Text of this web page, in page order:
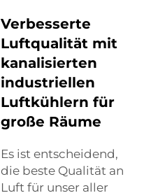
Verbesserte
Luftqualität mit
kanalisierten
industriellen
Luftkühlern für
große Räume
Es ist entscheidend,
die beste Qualität an
Luft für unser aller